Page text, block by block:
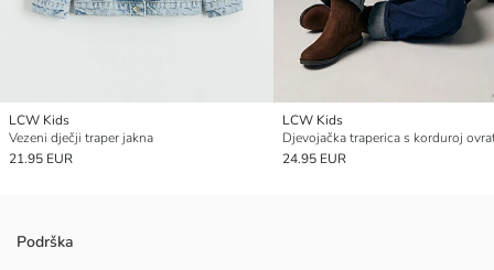
LCW Kids
Vezeni dječji traper jakna
21.95 EUR
LCW Kids
Djevojačka traperica s korduroj
24.95 EUR
Podrška